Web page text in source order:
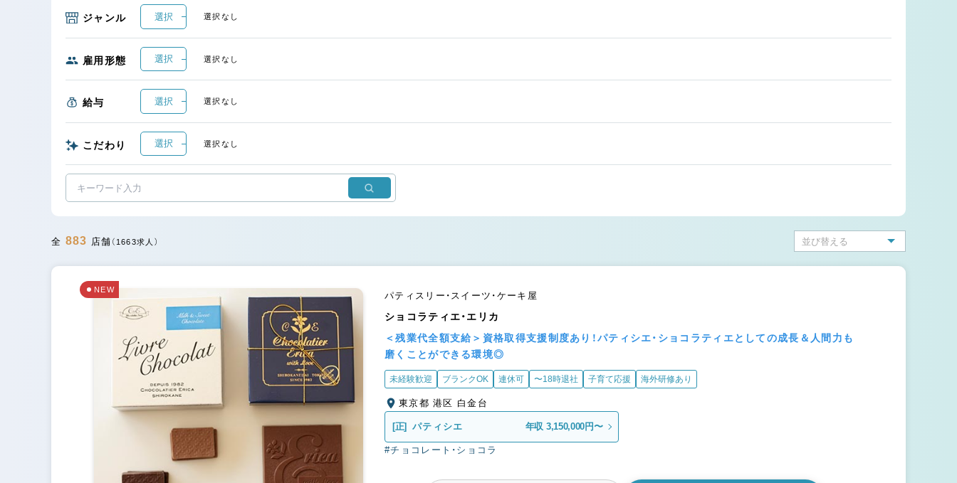
ジャンル 選択 選択なし
雇用形態 選択 選択なし
給与 選択 選択なし
こだわり 選択 選択なし
全 883 店舗 （1663求人）
パティスリー・スイーツ・ケーキ屋
ショコラティエ・エリカ
＜残業代全額支給＞資格取得支援制度あり！パティシエ・ショコラティエとしての成長＆人間力も
磨くことができる環境◎
NEW
未経験歓迎 ブランクOK 連休可 〜18時退社 子育て応援 海外研修あり
東京都 港区 白金台
[正] パティシエ 年収 3,150,000円〜
#チョコレート・ショコラ